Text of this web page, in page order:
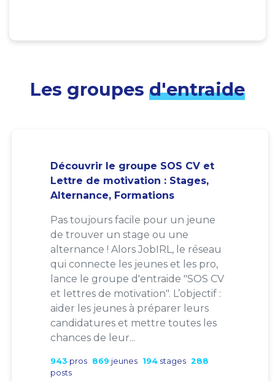
Les groupes d'entraide
Découvrir le groupe SOS CV et
Lettre de motivation : Stages,
Alternance, Formations
Pas toujours facile pour un jeune
de trouver un stage ou une
alternance ! Alors JobIRL, le réseau
qui connecte les jeunes et les pro,
lance le groupe d'entraide "SOS CV
et lettres de motivation". L’objectif :
aider les jeunes à préparer leurs
candidatures et mettre toutes les
chances de leur...
943 pros 869 jeunes 194 stages 288
posts